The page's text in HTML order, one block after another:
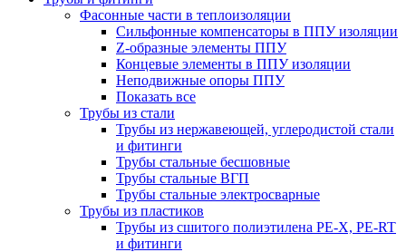
Фасонные части в теплоизоляции
Cильфонные компенсаторы в ППУ изоляции
Z-образные элементы ППУ
Концевые элементы в ППУ изоляции
Неподвижные опоры ППУ
Показать все
Трубы из стали
Трубы из нержавеющей, углеродистой стали
и фитинги
Трубы стальные бесшовные
Трубы стальные ВГП
Трубы стальные электросварные
Трубы из пластиков
Трубы из сшитого полиэтилена PE-X, PE-RT
и фитинги